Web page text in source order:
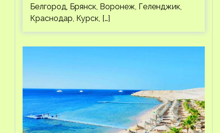
Белгород, Брянск, Воронеж, Геленджик,
Краснодар, Курск, […]